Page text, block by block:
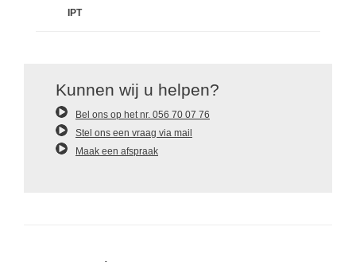
IPT
Kunnen wij u helpen?
Bel ons op het nr. 056 70 07 76
Stel ons een vraag via mail
Maak een afspraak